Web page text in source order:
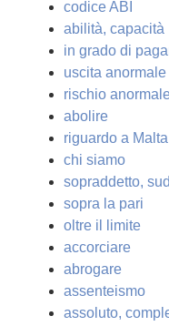
codice ABI
abilità, capacità
in grado di
uscita anormale
rischio
abolire
riguardo a Malta
chi siamo
sopraddetto,
sopra la pari
oltre il limite
accorciare
abrogare
assenteismo
assoluto,